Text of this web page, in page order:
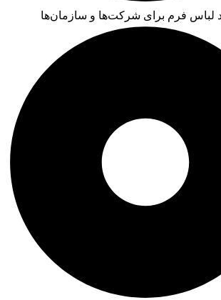
لباس فرم برای شرکت‌ها و سازمان‌ها